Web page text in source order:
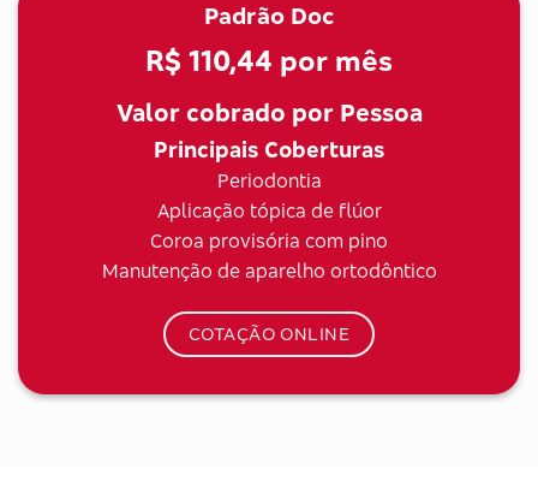
Padrão Doc
R$ 110,44 por mês
Valor cobrado por Pessoa
Principais Coberturas
Periodontia
Aplicação tópica de flúor
Coroa provisória com pino
Manutenção de aparelho ortodôntico
COTAÇÃO ONLINE